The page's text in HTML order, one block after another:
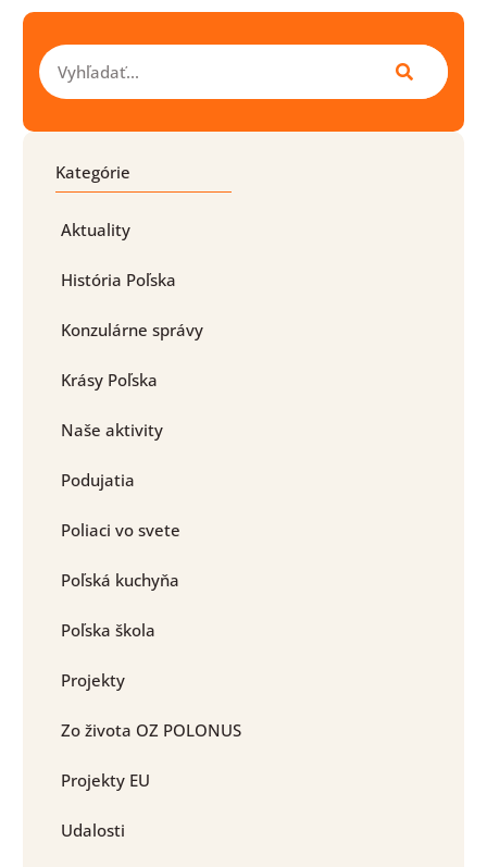
Vyhľadať
Kategórie
Aktuality
História Poľska
Konzulárne správy
Krásy Poľska
Naše aktivity
Podujatia
Poliaci vo svete
Poľská kuchyňa
Poľska škola
Projekty
Zo života OZ POLONUS
Projekty EU
Udalosti